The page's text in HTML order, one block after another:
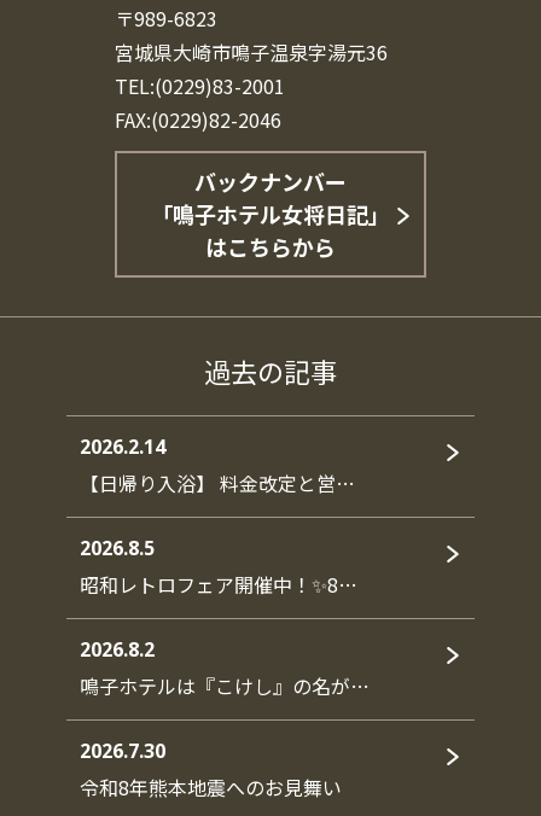
〒989-6823
宮城県大崎市鳴子温泉字湯元36
TEL:(0229)83-2001
FAX:(0229)82-2046
バックナンバー
「鳴子ホテル女将日記」
はこちらから
過去の記事
2026.2.14
【日帰り入浴】 料金改定と営…
2026.8.5
昭和レトロフェア開催中！✨8…
2026.8.2
鳴子ホテルは『こけし』の名が…
2026.7.30
令和8年熊本地震へのお見舞い